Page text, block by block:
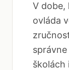
V dobe,
ovláda
školách